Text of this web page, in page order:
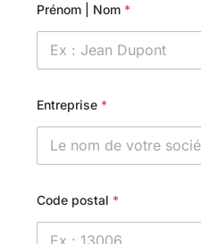
Prénom | Nom *
Entreprise *
Code postal *